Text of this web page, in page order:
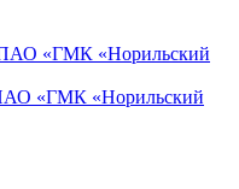
ПАО «ГМК «Норильский
«ГМК «Норильский